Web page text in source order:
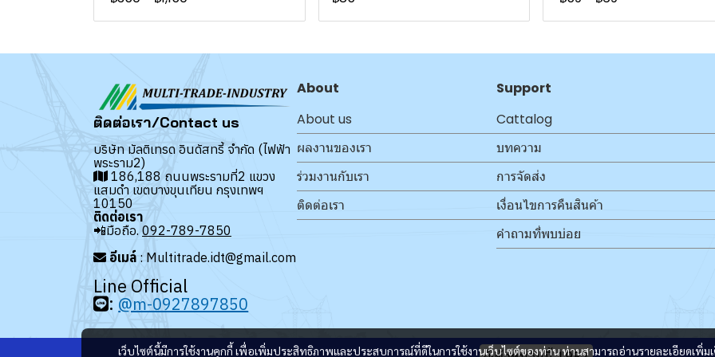
เว็บไซต์นี้มีการใช้งานคุกกี้ เพื่อเพิ่มประสิทธิภาพและประสบการณ์ที่ดีในการใช้งานเว็บไซต์ของท่าน ท่านสามารถอ่านรายละเอียดเพิ่ม
ติดต่อเรา/Contact us
บริษัท มัลติเทรด อินดัสทรี้ จำกัด (ไฟฟ้า
พระราม2)
186,188 ถนนพระรามที่2 แขวง
แสมดำ เขตบางขุนเทียน กรุงเทพฯ
10150
ติดต่อเรา
📲มือถือ. 092-789-7850
อีเมล์ : Multitrade.idt@gmail.com
Line Official
: @m-0927897850
About
About us
ผลงานของเรา
ร่วมงานกับเรา
ติดต่อเรา
Support
Cattalog
บทความ
การจัดส่ง
เงื่อนไขการคืนสินค้า
คำถามที่พบบ่อย